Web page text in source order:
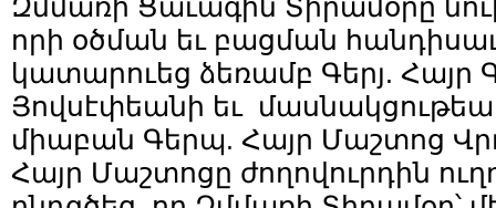
Զմմառի Ցաւագին Տիրամօրը
որի օծման եւ բացման
կատարուեց ձեռամբ Գերյ. Հայր
Յովսէփեանի եւ
միաբան Գերպ. Հայր Մաշտոց
Հայր Մաշտոցը ժողովուրդին